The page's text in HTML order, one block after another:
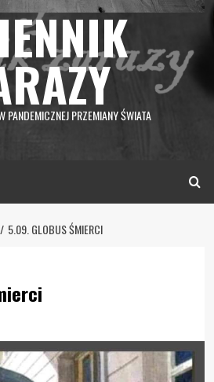
PANDEMICZNEJ PRZEMIANY ŚWIATA
5.09. GLOBUS ŚMIERCI